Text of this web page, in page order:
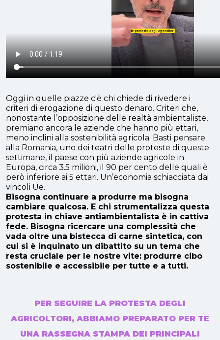
Oggi in quelle piazze c'è chi chiede di rivedere i
criteri di erogazione di questo denaro. Criteri che,
nonostante l’opposizione delle realtà ambientaliste,
premiano ancora le aziende che hanno più ettari,
meno inclini alla sostenibilità agricola. Basti pensare
alla Romania, uno dei teatri delle proteste di queste
settimane, il paese con più aziende agricole in
Europa, circa 3.5 milioni, il 90 per cento delle quali è
però inferiore ai 5 ettari. Un’economia schiacciata dai
vincoli Ue.
Bisogna continuare a produrre ma bisogna
cambiare qualcosa. E chi strumentalizza questa
protesta in chiave antiambientalista è in cattiva
fede. Bisogna ricercare una complessità che
vada oltre una bistecca di carne sintetica, con
cui si è inquinato un dibattito su un tema che
resta cruciale per le nostre vite: produrre cibo
sostenibile e accessibile per tutte e a tutti.
PER SEGUIRE LA PROTESTA DEGLI
AGRICOLTORI, ABBIAMO PREPARATO PER TE
UNA RASSEGNA STAMPA DEI PRINCIPALI